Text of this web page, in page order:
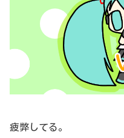
疲弊してる。